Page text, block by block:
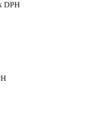
DPH